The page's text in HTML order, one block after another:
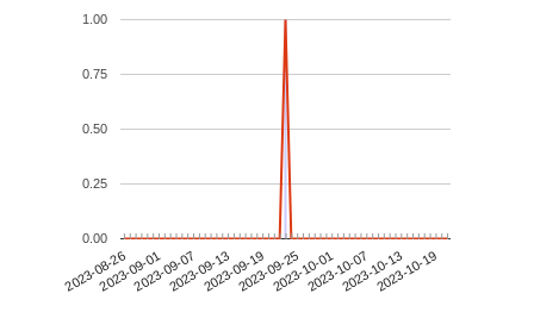
2023-08-262023-09-012023-09-072023-09-132023-09-192023-09-252023-10-012023-10-072023-10-132023-10-19
0.00
0.25
0.50
0.75
1.00